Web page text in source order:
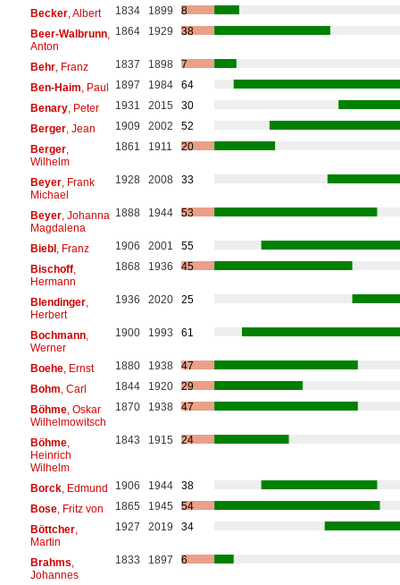
Becker, Albert 1834 1899
8
Beer-Walbrunn,
Anton
1864 1929 38
Behr, Franz 1837 1898
7
Ben-Haim , Paul 1897 1984
64
Benary, Peter 1931 2015
30
Berger, Jean 1909 2002
52
Berger,
Wilhelm
1861 1911 20
Beyer, Frank
Michael
1928 2008 33
Beyer, Johanna
Magdalena
1888 1944 53
Biebl, Franz 1906 2001
55
Bischoff,
Hermann
1868 1936 45
Blendinger,
Herbert
1936 2020 25
Bochmann,
Werner
1900 1993 61
Boehe, Ernst 1880 1938
47
Bohm , Carl 1844 1920
29
Böhme, Oskar
Wilhelmowitsch
1870 1938 47
Böhme,
Heinrich
Wilhelm
1843 1915 24
Borck, Edmund 1906 1944
38
Bose, Fritz von 1865 1945
54
Böttcher,
Martin
1927 2019 34
Brahms
Johannes
1833 1897 6